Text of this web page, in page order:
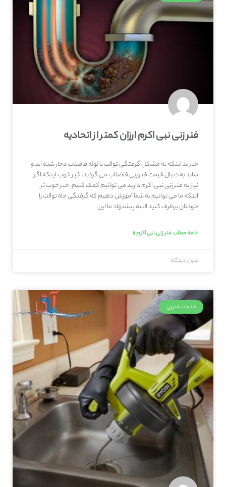
فنر زنی نبی اکرم ارزان کمتر از اتحادیه
خبر بد اینکه به مشکل گرفتگی توالت یا لوله فاضلاب دچار شده اید و
شاید به دنبال قیمت فنر زنی فاضلاب می گردید. خبر خوب اینکه اگر
نیاز به فنر زنی نبی اکرم دارید می توانیم کمک کنیم. خبر خوب تر
اینکه ما می توانیم به شما آموزش دهیم که گرفتگی جاه توالت را
خودتان برطرف کنید البته پیشنهاد ما این
ادامه مطلب فنر زنی نبی اکرم »
بدون دیدگاه
خدمات فنرزن